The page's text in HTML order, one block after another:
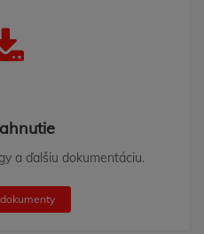
a ďalšiu dokumentáciu.